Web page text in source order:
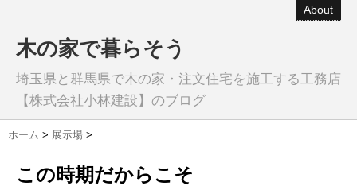
About
木の家で暮らそう
埼玉県と群馬県で木の家・注文住宅を施工する工務店
【株式会社小林建設】のブログ
ホーム > 展示場 >
この時期だからこそ